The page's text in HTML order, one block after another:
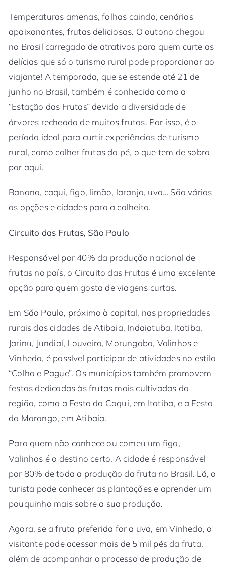
Temperaturas amenas, folhas caindo, cenários
apaixonantes, frutas deliciosas. O outono chegou
no Brasil carregado de atrativos para quem curte as
delícias que só o turismo rural pode proporcionar ao
viajante! A temporada, que se estende até 21 de
junho no Brasil, também é conhecida como a
“Estação das Frutas” devido a diversidade de
árvores recheada de muitos frutos. Por isso, é o
período ideal para curtir experiências de turismo
rural, como colher frutas do pé, o que tem de sobra
por aqui.
Banana, caqui, figo, limão, laranja, uva… São várias
as opções e cidades para a colheita.
Circuito das Frutas, São Paulo
Responsável por 40% da produção nacional de
frutas no país, o Circuito das Frutas é uma excelente
opção para quem gosta de viagens curtas.
Em São Paulo, próximo à capital, nas propriedades
rurais das cidades de Atibaia, Indaiatuba, Itatiba,
Jarinu, Jundiaí, Louveira, Morungaba, Valinhos e
Vinhedo, é possível participar de atividades no estilo
“Colha e Pague”. Os municípios também promovem
festas dedicadas às frutas mais cultivadas da
região, como a Festa do Caqui, em Itatiba, e a Festa
do Morango, em Atibaia.
Para quem não conhece ou comeu um figo,
Valinhos é o destino certo. A cidade é responsável
por 80% de toda a produção da fruta no Brasil. Lá, o
turista pode conhecer as plantações e aprender um
pouquinho mais sobre a sua produção.
Agora, se a fruta preferida for a uva, em Vinhedo, o
visitante pode acessar mais de 5 mil pés da fruta,
além de acompanhar o processo de produção de